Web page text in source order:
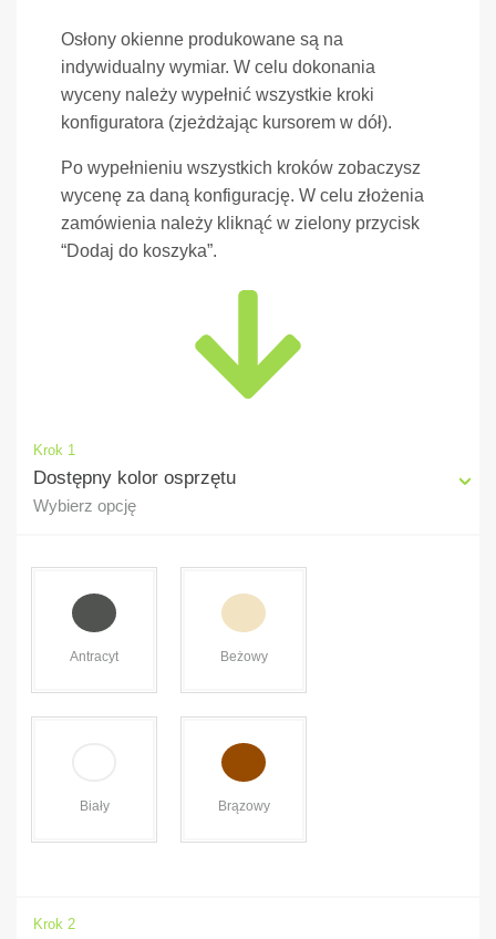
Osłony okienne produkowane są na
indywidualny wymiar. W celu dokonania
wyceny należy wypełnić wszystkie kroki
konfiguratora (zjeżdżając kursorem w dół).
Po wypełnieniu wszystkich kroków zobaczysz
wycenę za daną konfigurację. W celu złożenia
zamówienia należy kliknąć w zielony przycisk
“Dodaj do koszyka”.
Krok 1
Dostępny kolor osprzętu
Wybierz opcję
Antracyt Beżowy
Biały Brązowy
Krok 2